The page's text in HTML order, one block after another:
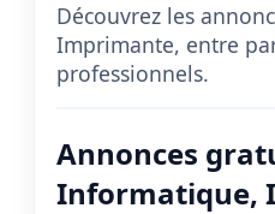
Découvrez les
Imprimante, entre
professionnels.
Annonces
Informatique,